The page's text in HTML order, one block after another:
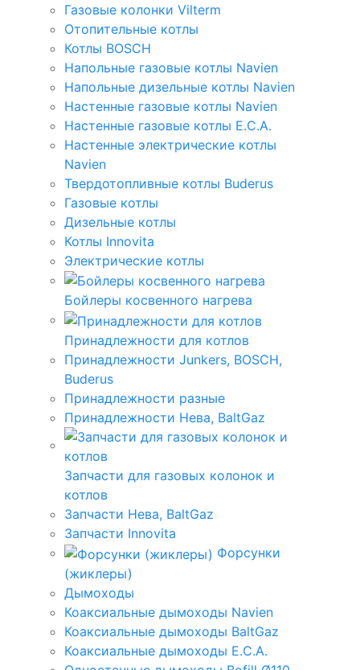
Газовые колонки Vilterm
Отопительные котлы
Котлы BOSCH
Напольные газовые котлы Navien
Напольные дизельные котлы Navien
Настенные газовые котлы Navien
Настенные газовые котлы E.C.A.
Настенные электрические котлы
Navien
Твердотопливные котлы Buderus
Газовые котлы
Дизельные котлы
Котлы Innovita
Электрические котлы
Бойлеры косвенного нагрева
Принадлежности для котлов
Принадлежности Junkers, BOSCH,
Buderus
Принадлежности разные
Принадлежности Нева, BaltGaz
Запчасти для газовых колонок и
котлов
Запчасти Нева, BaltGaz
Запчасти Innovita
Форсунки
(жиклеры)
Дымоходы
Коаксиальные дымоходы Navien
Коаксиальные дымоходы BaltGaz
Коаксиальные дымоходы E.C.A.